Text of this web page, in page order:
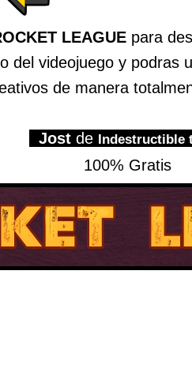
LEAGUE para
del videojuego y podras
de manera
Jost de Indestructible
100% Gratis